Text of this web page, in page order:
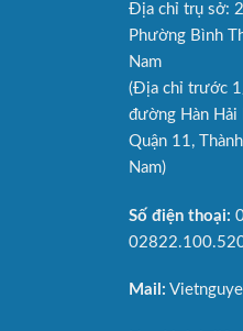
Địa chỉ trụ sở:
Phường Bình
Nam
(Địa chỉ trước
đường Hàn Hải
Quận 11,
Nam)
Số điện thoại:
Mail: